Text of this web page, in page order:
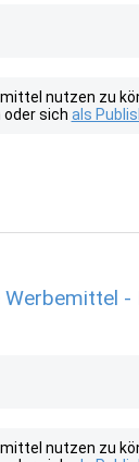
nutzen zu
oder sich als
Werbemittel -
nutzen zu